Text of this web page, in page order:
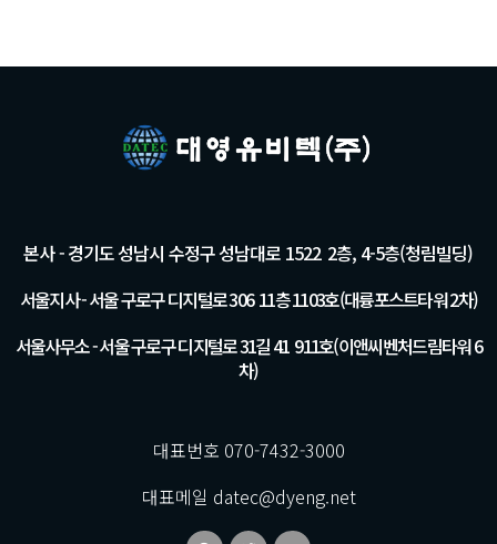
본사 - 경기도 성남시 수정구 성남대로 1522 2층, 4-5층(청림빌딩)
서울지사 - 서울 구로구 디지털로 306 11층 1103호(대륭포스트타워 2차)
서울사무소 - 서울 구로구 디지털로 31길 41 911호(이앤씨벤처드림타워 6
차)
대표번호 070-7432-3000
대표메일 datec@dyeng.net